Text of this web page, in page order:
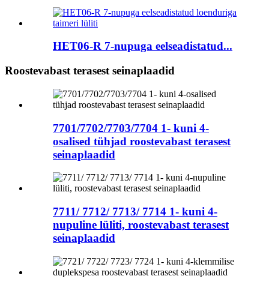
HET06-R 7-nupuga eelseadistatud...
Roostevabast terasest seinaplaadid
7701/7702/7703/7704 1- kuni 4-
osalised tühjad roostevabast terasest
seinaplaadid
7711/ 7712/ 7713/ 7714 1- kuni 4-
nupuline lüliti, roostevabast terasest
seinaplaadid